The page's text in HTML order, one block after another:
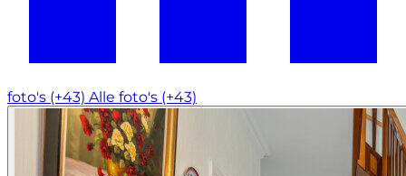
foto's (+43) Alle foto's (+43)